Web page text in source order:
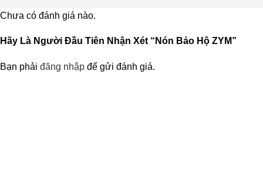
Chưa có đánh giá nào.
Hãy Là Người Đầu Tiên Nhận Xét “Nón Bảo Hộ ZYM”
Bạn phải đăng nhập để gửi đánh giá.